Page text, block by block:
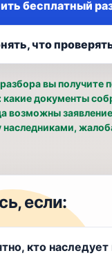
бесплатный
что
вы получите
документы
возможны
если:
кто